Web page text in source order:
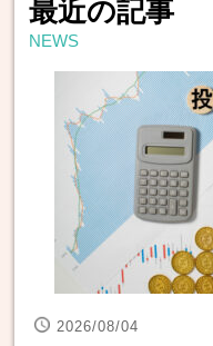
最近の記事
NEWS
2026/08/04